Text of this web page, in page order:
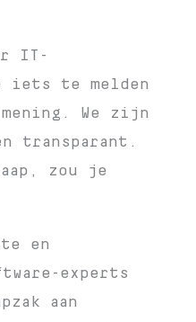
IT-
iets te melden
We zijn
transparant.
zou je
en
experts
aan